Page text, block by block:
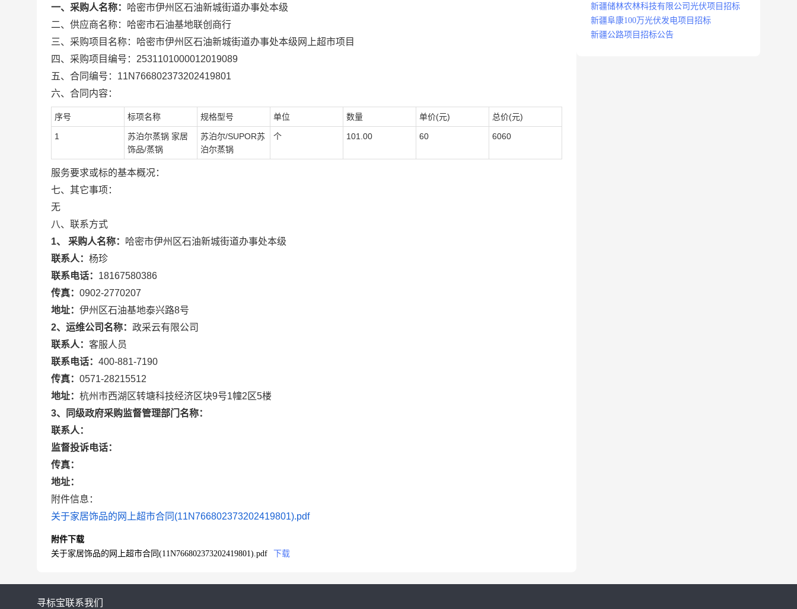
一、采购人名称： 哈密市伊州区石油新城街道办事处本级
二、供应商名称： 哈密市石油基地联创商行
三、采购项目名称： 哈密市伊州区石油新城街道办事处本级网上超市项目
四、采购项目编号： 2531101000012019089
五、合同编号： 11N766802373202419801
六、合同内容：
序号 标项名称 规格型号 单位 数量 单价(元) 总价(元)
1
苏泊尔蒸锅 家居
饰品/蒸锅
苏泊尔/SUPOR苏
泊尔蒸锅
个 101.00 60 6060
服务要求或标的基本概况：
七、其它事项：
无
八、联系方式
1、 采购人名称： 哈密市伊州区石油新城街道办事处本级
联系人： 杨珍
联系电话： 18167580386
传真： 0902-2770207
地址： 伊州区石油基地泰兴路8号
2、运维公司名称： 政采云有限公司
联系人： 客服人员
联系电话： 400-881-7190
传真： 0571-28215512
地址： 杭州市西湖区转塘科技经济区块9号1幢2区5楼
3、同级政府采购监督管理部门名称：
联系人：
监督投诉电话：
传真：
地址：
附件信息：
关于家居饰品的网上超市合同(11N766802373202419801).pdf
附件下载
关于家居饰品的网上超市合同(11N766802373202419801).pdf
下载
新疆储林农林科技有限公司光伏项目招标
新疆阜康100万光伏发电项目招标
新疆公路项目招标公告
寻标宝联系我们